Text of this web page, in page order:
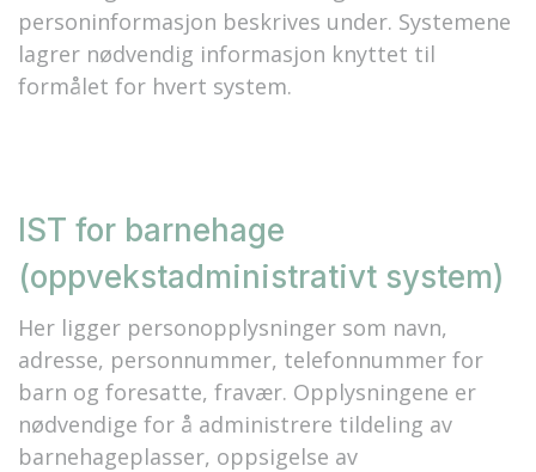
personinformasjon beskrives under. Systemene
lagrer nødvendig informasjon knyttet til
formålet for hvert system.
IST for barnehage
(oppvekstadministrativt system)
Her ligger personopplysninger som navn,
adresse, personnummer, telefonnummer for
barn og foresatte, fravær. Opplysningene er
nødvendige for å administrere tildeling av
barnehageplasser, oppsigelse av